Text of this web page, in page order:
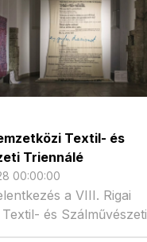
Textil- és
Triennálé
00:00:00
a VIII. Rigai
és Szálművészeti